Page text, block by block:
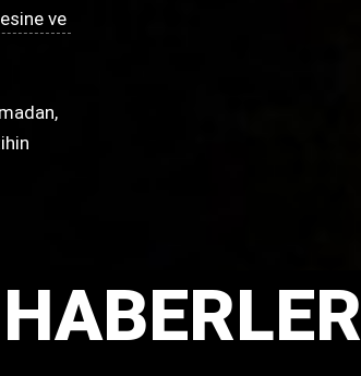
ve
HABERLER